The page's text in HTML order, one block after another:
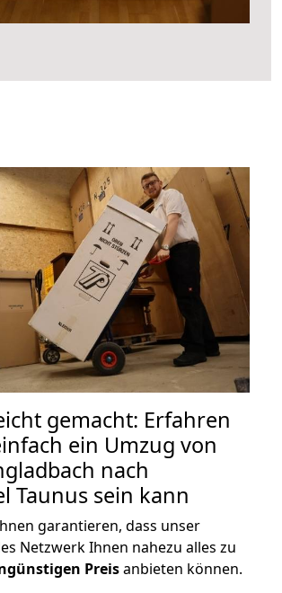
gemacht: Erfahren
ein Umzug von
nach
Taunus sein kann
garantieren, dass unser
Netzwerk Ihnen nahezu alles zu
Preisanbieten können.